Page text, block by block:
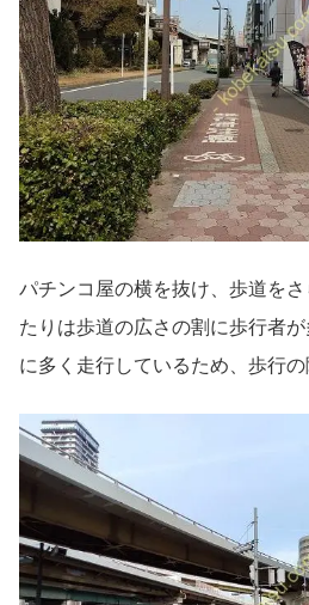
パチンコ屋の横を抜け、歩道を
たりは歩道の広さの割に歩行者
に多く走行しているため、歩行の